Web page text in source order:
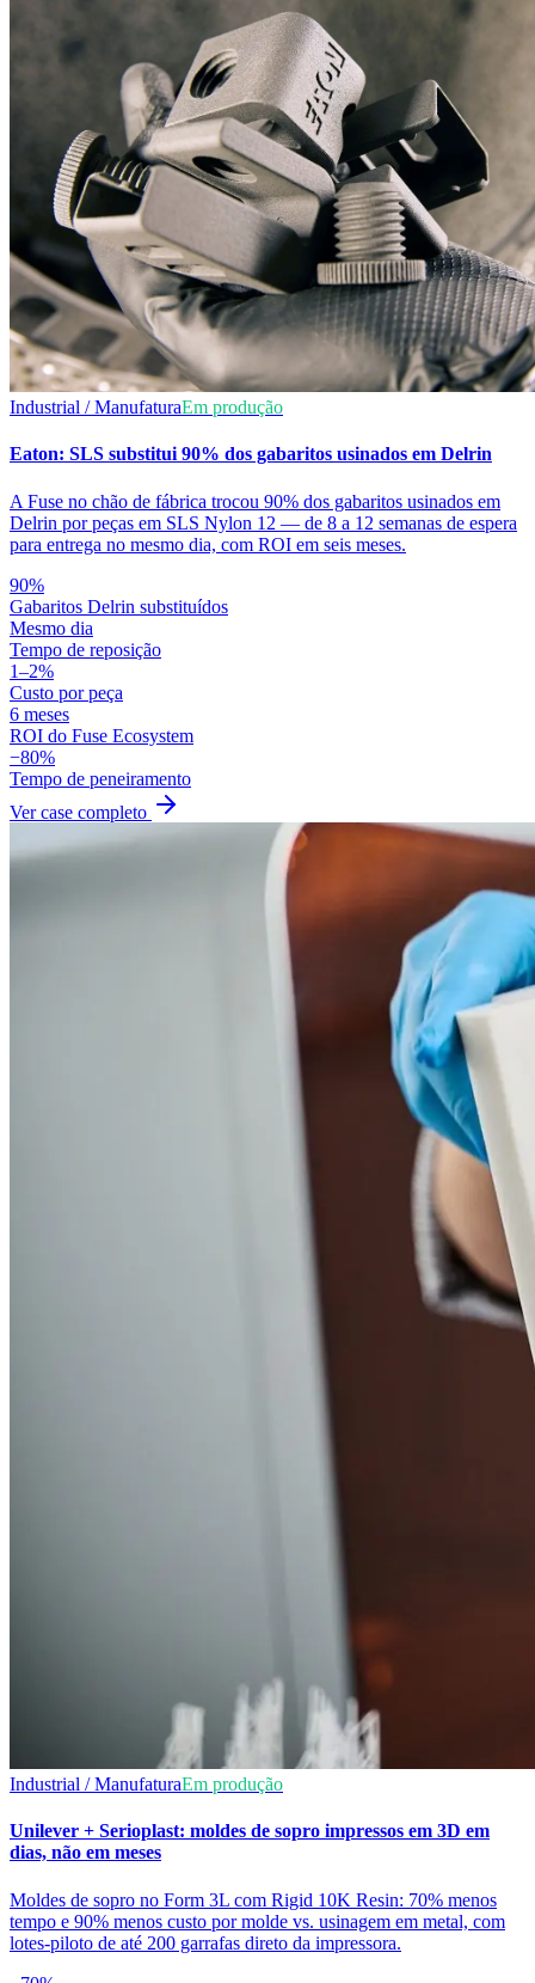
Industrial / ManufaturaEm produção
Eaton: SLS substitui 90% dos gabaritos usinados em Delrin
A Fuse no chão de fábrica trocou 90% dos gabaritos usinados em
Delrin por peças em SLS Nylon 12 — de 8 a 12 semanas de espera
para entrega no mesmo dia, com ROI em seis meses.
90%
Gabaritos Delrin substituídos
Mesmo dia
Tempo de reposição
1–2%
Custo por peça
6 meses
ROI do Fuse Ecosystem
−80%
Tempo de peneiramento
Ver case completo
Industrial / ManufaturaEm produção
Unilever + Serioplast: moldes de sopro impressos em 3D em
dias, não em meses
Moldes de sopro no Form 3L com Rigid 10K Resin: 70% menos
tempo e 90% menos custo por molde vs. usinagem em metal, com
lotes-piloto de até 200 garrafas direto da impressora.